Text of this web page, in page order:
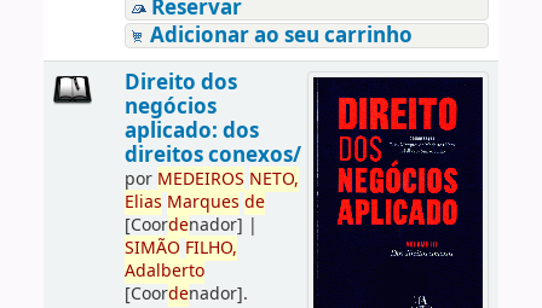
Reservar
Adicionar ao seu carrinho
Direito dos
negócios
aplicado: dos
direitos conexos/
por MEDEIROS NETO,
Elias Marques de
[Coordenador] |
SIMÃO FILHO,
Adalberto
[Coordenador].